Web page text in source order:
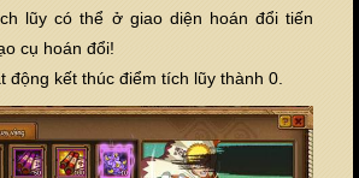
lũy có thể ở giao diện hoán đổi tiến
cụ hoán đổi!
động kết thúc điểm tích lũy thành 0.